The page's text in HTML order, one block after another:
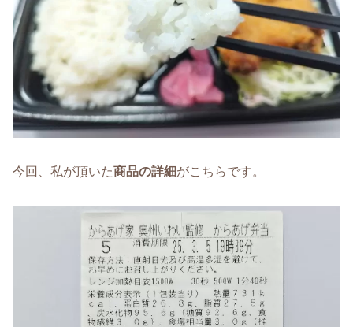
今回、私が頂いた商品の詳細がこちらです。